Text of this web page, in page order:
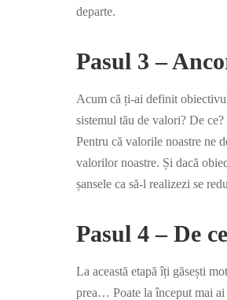
departe.
Pasul 3 –
Acum că ți-ai definit
sistemul tău de valori? De ce?
Pentru că valorile noastre ne
valorilor noastre. Și dacă
șansele ca să-l realizezi se
Pasul 4 – De
La această etapă îți găsești
prea… Poate la început mai ai